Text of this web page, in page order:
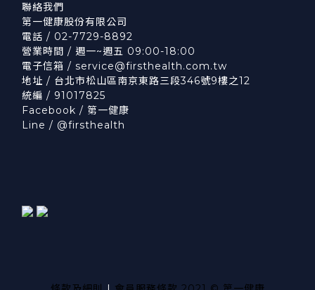
聯絡我們
第一健康股份有限公司
電話 / 02-7729-8892
營業時間 / 週一~週五 09:00-18:00
電子信箱 / service@firsthealth.com.tw
地址 / 台北市松山區南京東路三段346號9樓之12
統編 / 91017825
Facebook / 第一健康
Line / @firsthealth